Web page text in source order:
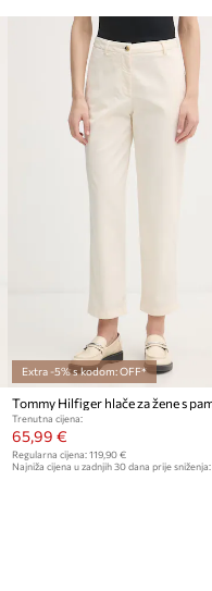
Extra -5% s kodom: OFF*
Trenutna cijena:
65,99 €
Regularna cijena: 119,90 €
Najniža cijena u zadnjih 30 dana prije sniženja: